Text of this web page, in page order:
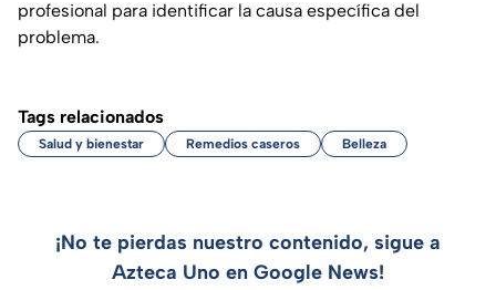
profesional para identificar la causa específica del
problema.
Tags relacionados
Salud y bienestar Remedios caseros Belleza
¡No te pierdas nuestro contenido, sigue a
Azteca Uno en Google News!